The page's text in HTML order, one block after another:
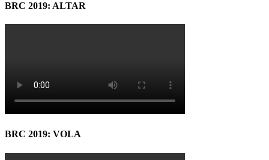
BRC 2019: ALTAR
BRC 2019: VOLA